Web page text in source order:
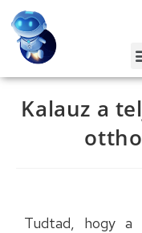
Kalauz a
Tudtad, hogy a